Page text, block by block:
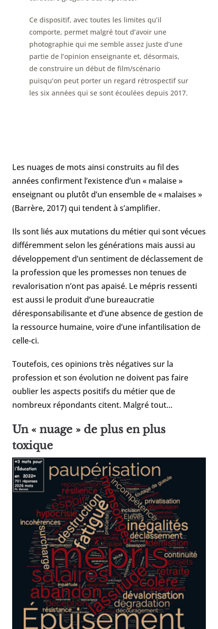
Ce dispositif, avec toutes les limites qu’il
comporte, permet malgré tout d’avoir une
photographie qui me semble assez juste d’une
partie de l’opinion enseignante et, désormais,
de construire un début de film/scénario
puisqu’on peut porter un regard rétrospectif sur
les six années qui se sont écoulées depuis 2017.
Les nuages de mots ainsi construits au fil des
années confirment l’existence d’un « malaise »
enseignant ou plutôt d’un ensemble de « malaises »
(Barrère, 2017) qui tendent à s’amplifier.
Ils sont liés aux mutations du métier qui sont vécues
différemment selon les générations mais aussi au
développement d’un sentiment de déclassement de
la profession que les promesses non tenues de
revalorisation n’ont pas apaisé. Le mépris ressenti
est aussi le produit d’une bureaucratie
déresponsabilisante et d’une absence de gestion de
la ressource humaine, voire d’une infantilisation de
celle-ci.
Toutefois, ces opinions très négatives sur la
profession et son évolution ne doivent pas faire
oublier les aspects positifs du métier que de
nombreux répondants citent. Malgré tout…
Un « nuage » de plus en plus
toxique